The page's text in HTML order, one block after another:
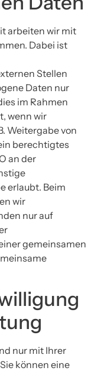
arbeiten wir mit
Dabei ist
Stellen
Daten nur
im Rahmen
wenn wir
Weitergabe von
berechtigtes
an der
erlaubt. Beim
wir
nur auf
gemeinsamen
nur mit Ihrer
können eine